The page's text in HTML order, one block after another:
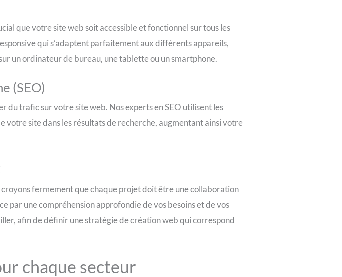
que votre site web soit accessible et fonctionnel sur tous les
qui s’adaptent parfaitement aux différents appareils,
un ordinateur de bureau, une tablette ou un smartphone.
(SEO)
du trafic sur votre site web. Nos experts en SEO utilisent les
votre site dans les résultats de recherche, augmentant ainsi votre
fermement que chaque projet doit être une collaboration
par une compréhension approfondie de vos besoins et de vos
afin de définir une stratégie de création web qui correspond
chaque secteur